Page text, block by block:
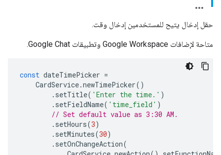
حقل إدخال يتيح للمستخدمين إدخال وقت.
متاحة لإضافات Google Workspace وتطبيقات Google Chat.
const dateTimePicker =
CardService.newTimePicker()
. setTitle( 'Enter the time.' )
. setFieldName( 'time_field' )
// Set default value as 3:30 AM.
. setHours(3)
. setMinutes(30)
. setOnChangeAction(